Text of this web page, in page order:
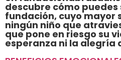
descubre cómo
fundación, cuyo mayor
ningún niño que
que pone en riesgo su
esperanza ni la alegría